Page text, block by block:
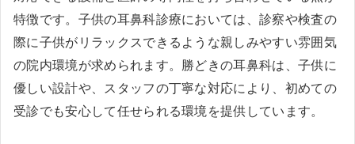
特徴です。子供の耳鼻科診療においては、診察や検査の
際に子供がリラックスできるような親しみやすい雰囲気
の院内環境が求められます。勝どきの耳鼻科は、子供に
優しい設計や、スタッフの丁寧な対応により、初めての
受診でも安心して任せられる環境を提供しています。